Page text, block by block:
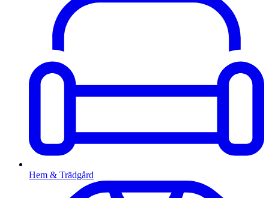
Hem & Trädgård